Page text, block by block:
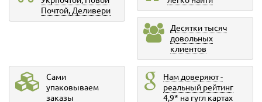
Почтой, Деливери
Десятки тысяч
довольных
клиентов
Сами
упаковываем
заказы
Нам доверяют -
реальный рейтинг
4,9* на гугл картах